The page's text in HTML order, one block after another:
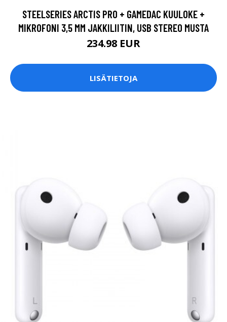
STEELSERIES ARCTIS PRO + GAMEDAC KUULOKE +
MIKROFONI 3,5 MM JAKKILIITIN, USB STEREO MUSTA
234.98 EUR
LISÄTIETOJA